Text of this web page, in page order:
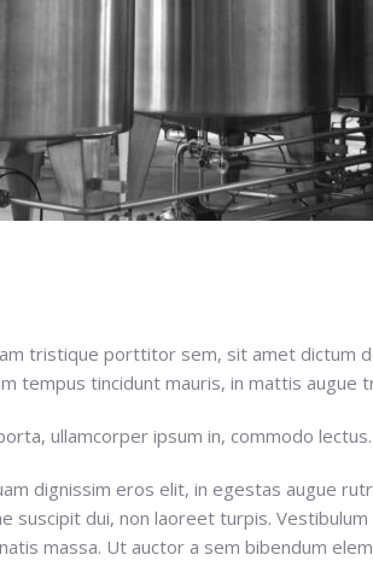
tristique porttitor sem, sit amet dictum
tempus tincidunt mauris, in mattis augue
ullamcorper ipsum in, commodo lectus.
dignissim eros elit, in egestas augue
suscipit dui, non laoreet turpis.
massa. Ut auctor a sem bibendum